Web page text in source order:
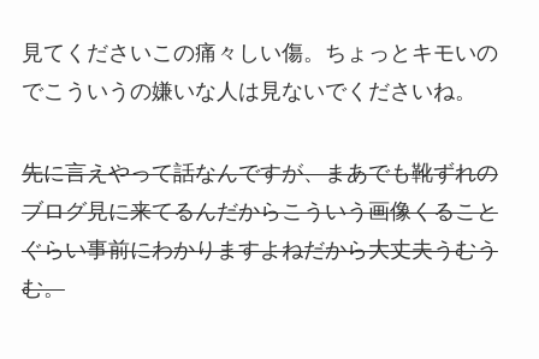
見てくださいこの痛々しい傷。ちょっとキモいの
でこういうの嫌いな人は見ないでくださいね。
先に言えやって話なんですが、まあでも靴ずれの
ブログ見に来てるんだからこういう画像くること
ぐらい事前にわかりますよねだから大丈夫うむう
む。